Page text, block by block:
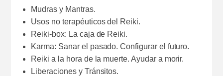
Mudras y Mantras.
Usos no terapéuticos del Reiki.
Reiki-box: La caja de Reiki.
Karma: Sanar el pasado. Configurar el futuro.
Reiki a la hora de la muerte. Ayudar a morir.
Liberaciones y Tránsitos.